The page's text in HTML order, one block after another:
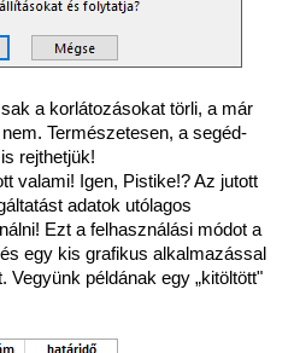
a korlátozásokat törli, a már
Természetesen, a segéd-
rejthetjük!
valami! Igen, Pistike!? Az jutott
adatok utólagos
Ezt a felhasználási módot a
egy kis grafikus alkalmazással
példának egy „kitöltött"